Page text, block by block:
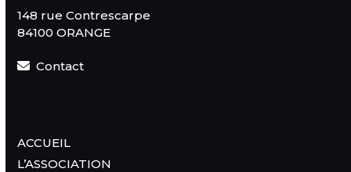
148 rue Contrescarpe
84100 ORANGE
Contact
ACCUEIL
L’ASSOCIATION